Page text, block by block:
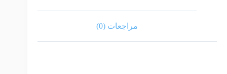
مراجعات (0)